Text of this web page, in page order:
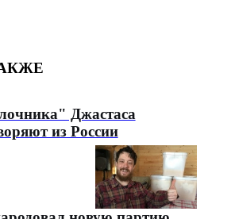
Джастаса
из России